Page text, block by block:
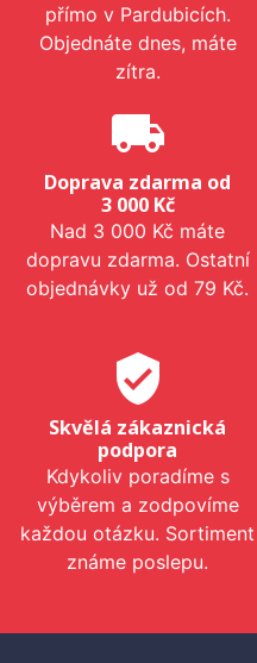
přímo v Pardubicích.
Objednáte dnes, máte
zítra.
local_shipping
Doprava zdarma od
3 000 Kč
Nad 3 000 Kč máte
dopravu zdarma. Ostatní
objednávky už od 79 Kč.
verified_user
Skvělá zákaznická
podpora
Kdykoliv poradíme s
výběrem a zodpovíme
každou otázku. Sortiment
známe poslepu.